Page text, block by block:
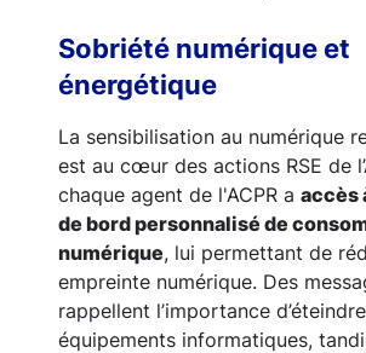
Sobriété numérique et
énergétique
La sensibilisation au numérique
est au cœur des actions RSE de
chaque agent de l'ACPR a accès
de bord personnalisé de
numérique, lui permettant de
empreinte numérique. Des
rappellent l’importance
équipements informatiques,